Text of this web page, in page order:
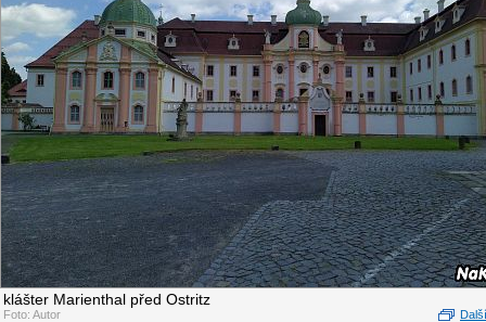
klášter Marienthal před Ostritz
Foto: Autor